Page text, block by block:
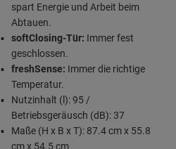
spart Energie und Arbeit beim
Abtauen.
softClosing-Tür: Immer fest
geschlossen.
freshSense: Immer die richtige
Temperatur.
Nutzinhalt (l): 95 /
Betriebsgeräusch (dB): 37
Maße (H x B x T): 87.4 cm x 55.8
cm x 54.5 cm